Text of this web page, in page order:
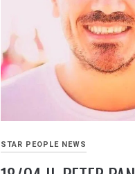
STAR PEOPLE NEWS